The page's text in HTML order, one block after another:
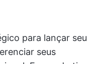
para lançar seu
seus